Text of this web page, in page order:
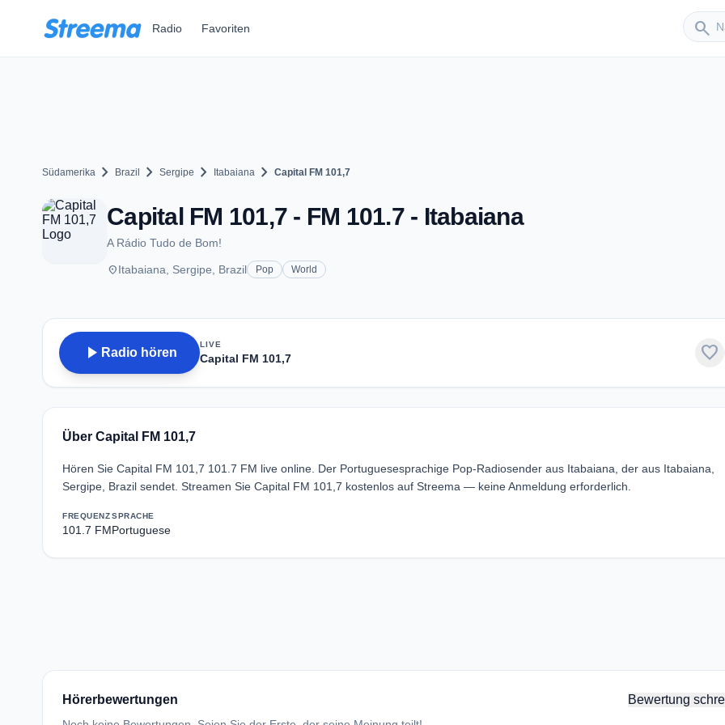
Radio Favoriten search
Südamerika chevron_right Brazil chevron_right Sergipe chevron_right Itabaiana chevron_right Capital FM 101,7
Capital FM 101,7 - FM 101.7 - Itabaiana
A Rádio Tudo de Bom!
placeItabaiana, Sergipe, Brazil Pop World
play_arrow Radio hören
LIVE
Capital FM 101,7 favorite
Über Capital FM 101,7
Hören Sie Capital FM 101,7 101.7 FM live online. Der Portuguesesprachige Pop-Radiosender aus Itabaiana, der aus Itabaiana,
Sergipe, Brazil sendet. Streamen Sie Capital FM 101,7 kostenlos auf Streema — keine Anmeldung erforderlich.
FREQUENZ
101.7 FM
SPRACHE
Portuguese
Hörerbewertungen Bewertung